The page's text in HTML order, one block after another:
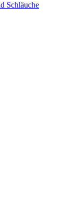
Schläuche